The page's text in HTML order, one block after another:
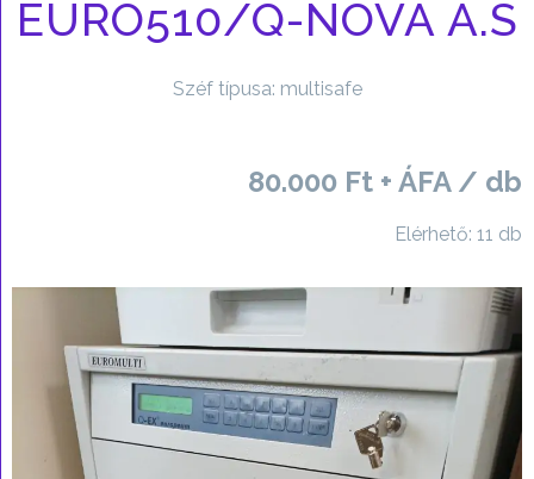
EURO510/Q-NOVA A.S
Széf típusa: multisafe
80.000 Ft + ÁFA / db
Elérhető: 11 db